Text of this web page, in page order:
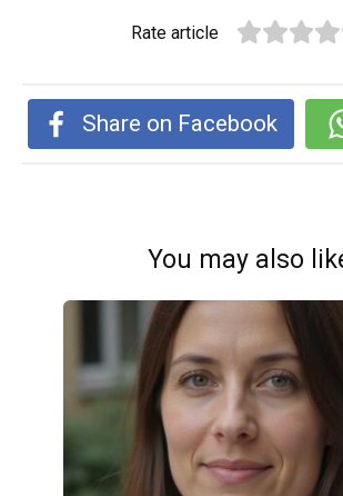
Rate article
Share on Facebook
You may also